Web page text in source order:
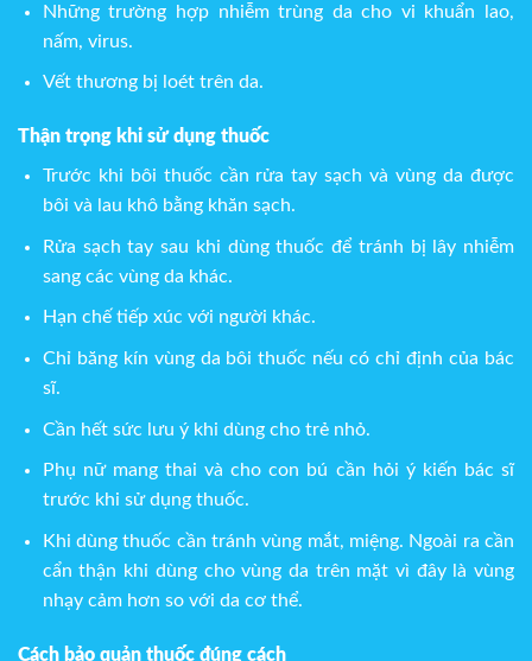
Những trường hợp nhiễm trùng da cho vi khuẩn lao,
nấm, virus.
Vết thương bị loét trên da.
Thận trọng khi sử dụng thuốc
Trước khi bôi thuốc cần rửa tay sạch và vùng da được
bôi và lau khô bằng khăn sạch.
Rửa sạch tay sau khi dùng thuốc để tránh bị lây nhiễm
sang các vùng da khác.
Hạn chế tiếp xúc với người khác.
Chỉ băng kín vùng da bôi thuốc nếu có chỉ định của bác
sĩ.
Cần hết sức lưu ý khi dùng cho trẻ nhỏ.
Phụ nữ mang thai và cho con bú cần hỏi ý kiến bác sĩ
trước khi sử dụng thuốc.
Khi dùng thuốc cần tránh vùng mắt, miệng. Ngoài ra cần
cẩn thận khi dùng cho vùng da trên mặt vì đây là vùng
nhạy cảm hơn so với da cơ thể.
Cách bảo quản thuốc đúng cách